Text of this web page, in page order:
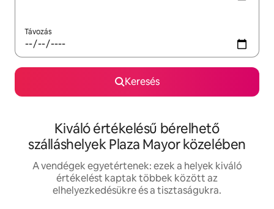
Távozás
Keresés
Kiváló értékelésű bérelhető
szálláshelyek Plaza Mayor közelében
A vendégek egyetértenek: ezek a helyek kiváló
értékelést kaptak többek között az
elhelyezkedésükre és a tisztaságukra.